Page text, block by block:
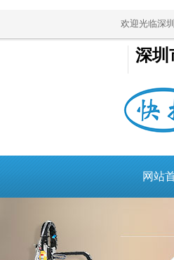
欢迎光临深
深圳
网站